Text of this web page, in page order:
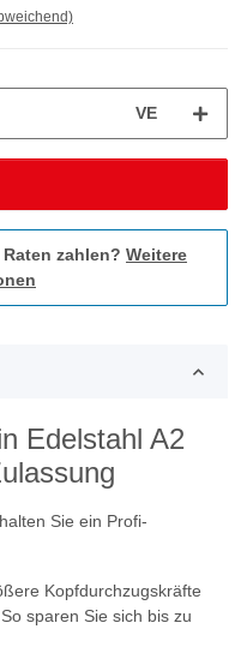
VE
zahlen? Weitere
Edelstahl A2
Sie ein Profi-
Kopfdurchzugskräfte
sparen Sie sich bis zu